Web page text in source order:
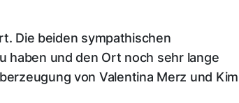
Die beiden sympathischen
haben und den Ort noch sehr lange
von Valentina Merz und Kim